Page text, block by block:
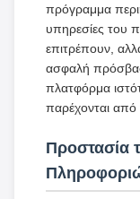
πρόγραμμα
υπηρεσίες του
επιτρέπουν,
ασφαλή
πλατφόρμα
παρέχονται
Προστασία